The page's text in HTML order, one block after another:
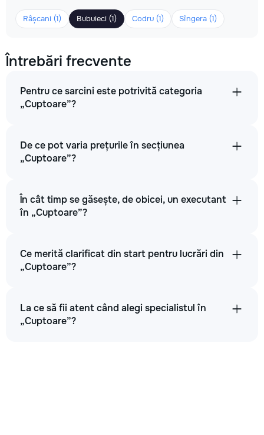
Râșcani (1) Bubuieci (1) Codru (1) Sîngera (1)
Întrebări frecvente
Pentru ce sarcini este potrivită categoria
„Cuptoare”?
De ce pot varia prețurile în secțiunea
„Cuptoare”?
În cât timp se găsește, de obicei, un executant
în „Cuptoare”?
Ce merită clarificat din start pentru lucrări din
„Cuptoare”?
La ce să fii atent când alegi specialistul în
„Cuptoare”?